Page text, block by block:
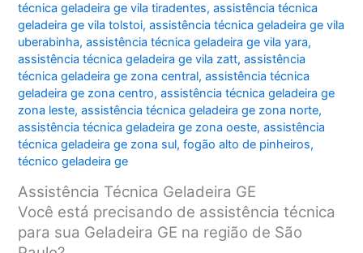
técnica geladeira ge vila tiradentes,assistência técnica
geladeira ge vila tolstoi,assistência técnica geladeira ge vila
uberabinha,assistência técnica geladeira ge vila yara,
assistência técnica geladeira ge vila zatt,assistência
técnica geladeira ge zona central,assistência técnica
geladeira ge zona centro,assistência técnica geladeira ge
zona leste,assistência técnica geladeira ge zona norte,
assistência técnica geladeira ge zona oeste,assistência
técnica geladeira ge zona sul,fogão alto de pinheiros,
técnico geladeira ge
Assistência Técnica Geladeira GE
Você está precisando de assistência técnica
para sua Geladeira GE na região de São